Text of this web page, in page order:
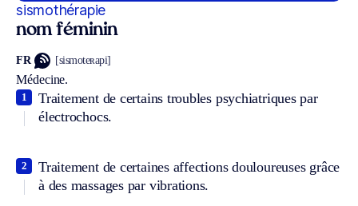
sismothérapie
nom féminin
FR [sismoteʀapi]
Médecine.
Traitement de certains troubles psychiatriques par
électrochocs.
1
Traitement de certaines affections douloureuses grâce
à des massages par vibrations.
2